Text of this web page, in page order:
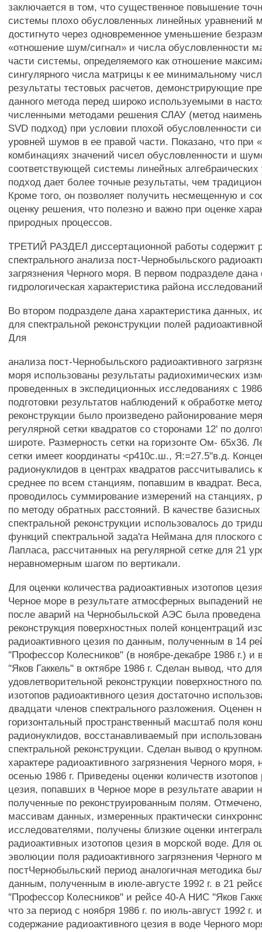
заключается в том, что существенное повышение
системы плохо обусловленных линейных уравнений
достигнуто через одновременное уменьшение
«отношение шум/сигнал» и числа обусловленности
части системы, определяемого как отношение
сингулярного числа матрицы к ее минимальному
результаты тестовых расчетов, демонстрирующие
данного метода перед широко используемыми в
численными методами решения СЛАУ (метод
SVD подход) при условии плохой обусловленности
уровней шумов в ее правой части. Показано, что при
комбинациях значений чисел обусловленности и
соответствующей системы линейных
подход дает более точные результаты, чем
Кроме того, он позволяет получить несмещенную и
оценку решения, что полезно и важно при оценке
природных процессов.
ТРЕТИЙ РАЗДЕЛ диссертационной работы содержит
спектрального анализа пост-Чернобыльского
загрязнения Черного моря. В первом подразделе
гидрологическая характеристика района
Во втором подразделе дана характеристика данных,
для спектральной реконструкции полей
Для
анализа пост-Чернобыльского радиоактивного
моря использованы результаты радиохимических
проведенных в экспедиционных исследованиях с
подготовки результатов наблюдений к обработке
реконструкции было произведено районирование
регулярной сетки квадратов со сторонами 12' по
широте. Размерность сетки на горизонте Ом- 65x36.
сетки имеет координаты <р410с.ш., Я:=27.5"в.д.
радионуклидов в центрах квадратов рассчитывались
среднее по всем станциям, попавшим в квадрат.
проводилось суммирование измерений на станциях,
по методу обратных расстояний. В качестве
спектральной реконструкции использовалось до
функций спектральной зада'га Неймана для плоского
Лапласа, рассчитанных на регулярной сетке для 21
неравномерным шагом по вертикали.
Для оценки количества радиоактивных изотопов
Черное море в результате атмосферных выпадений
после аварий на Чернобыльской АЭС была проведена
реконструкция поверхностных полей концентраций
радиоактивного цезия по данным, полученным в 14
"Профессор Колесников" (в ноябре-декабре 1986 г.)
"Яков Гаккель" в октябре 1986 г. Сделан вывод, что для
удовлетворительной реконструкции поверхностного
изотопов радиоактивного цезия достаточно
двадцати членов спектрального разложения. Оценен
горизонтальный пространственный масштаб поля
радионуклидов, восстанавливаемый при
спектральной реконструкции. Сделан вывод о
характере радиоактивного загрязнения Черного
осенью 1986 г. Приведены оценки количеств изотопов
цезия, попавших в Черное море в результате аварии
полученные по реконструированным полям.
массивам данных, измеренных практически
исследователями, получены близкие оценки
радиоактивных изотопов цезия в морской воде. Для
эволюции поля радиоактивного загрязнения Черного
постЧернобыльский период аналогичная методика
данным, полученным в июле-августе 1992 г. в 21
"Профессор Колесников" и рейсе 40-А НИС "Яков
что за период с ноября 1986 г. по июль-август 1992 г.
содержание радиоактивного цезия в воде Черного